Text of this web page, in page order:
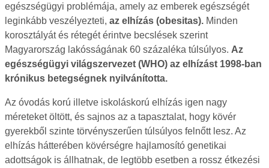
egészségügyi problémája, amely az emberek egészségét
leginkább veszélyezteti, az elhízás (obesitas). Minden
korosztályát és rétegét érintve becslések szerint
Magyarország lakósságának 60 százaléka túlsúlyos. Az
egészségügyi világszervezet (WHO) az elhízást 1998-ban
krónikus betegségnek nyilvánította.
Az óvodás korú illetve iskoláskorú elhízás igen nagy
méreteket öltött, és sajnos az a tapasztalat, hogy kövér
gyerekből szinte törvényszerűen túlsúlyos felnőtt lesz. Az
elhízás hátterében kövérségre hajlamosító genetikai
adottságok is állhatnak, de legtöbb esetben a rossz étkezési